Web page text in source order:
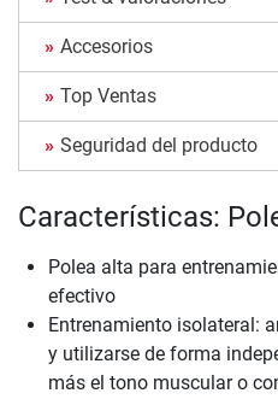
Accesorios
Top Ventas
Seguridad del producto
Características:
Polea alta para
efectivo
Entrenamiento isolateral:
y utilizarse de forma
más el tono muscular o